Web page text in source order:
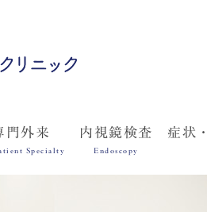
門外来
Specialty
内視鏡検査
Endoscopy
症状